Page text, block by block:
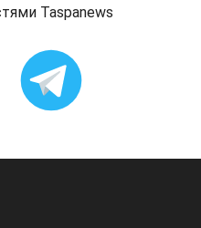
Taspanews